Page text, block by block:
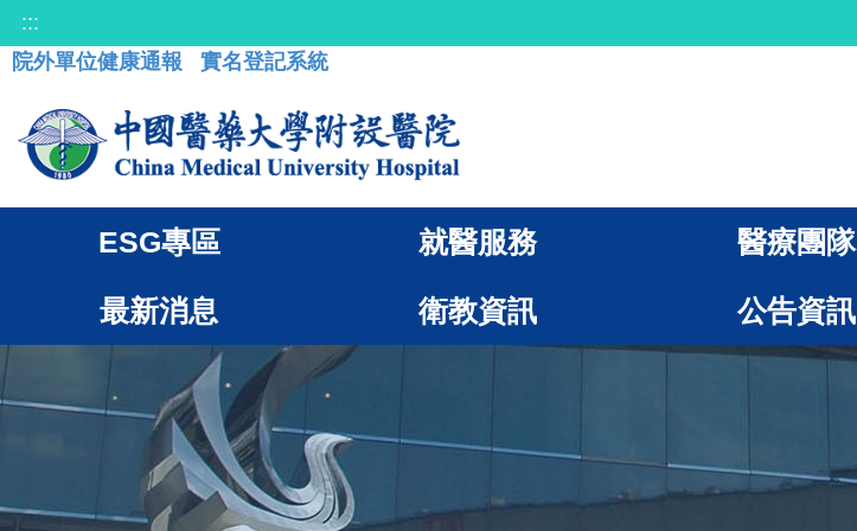
:::
院外單位健康通報
實名登記系統
ESG專區 就醫服務 醫療團隊
最新消息 衛教資訊 公告資訊